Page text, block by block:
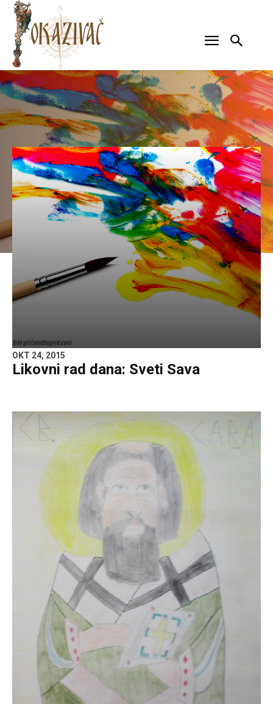
foto:girlsonthegrid.com
OKT 24, 2015
Likovni rad dana: Sveti Sava